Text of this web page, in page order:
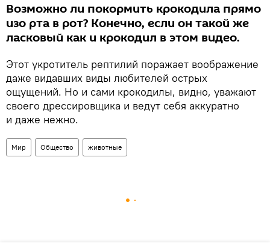
Возможно ли покормить крокодила прямо
изо рта в рот? Конечно, если он такой же
ласковый как и крокодил в этом видео.
Этот укротитель рептилий поражает воображение
даже видавших виды любителей острых
ощущений. Но и сами крокодилы, видно, уважают
своего дрессировщика и ведут себя аккуратно
и даже нежно.
Мир Общество животные